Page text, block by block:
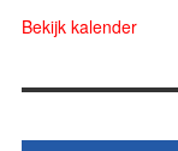
Bekijk kalender